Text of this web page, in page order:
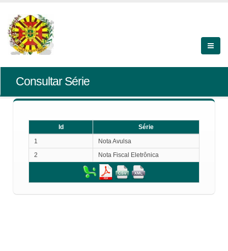
Consultar Série
Id
Série
1
Nota Avulsa
2
Nota Fiscal Eletrônica